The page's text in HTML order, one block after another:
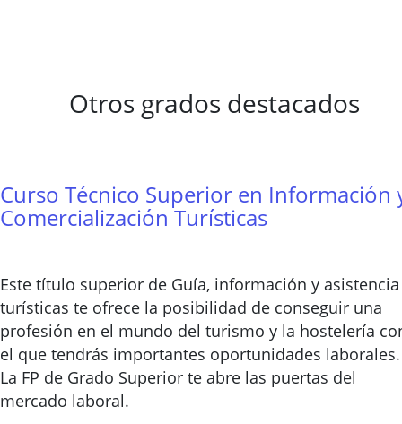
Otros grados destacados
Curso Técnico Superior en Información
Comercialización Turísticas
Este título superior de Guía, información y asistencia
turísticas te ofrece la posibilidad de conseguir una
profesión en el mundo del turismo y la hostelería
el que tendrás importantes oportunidades laborales.
La FP de Grado Superior te abre las puertas del
mercado laboral.